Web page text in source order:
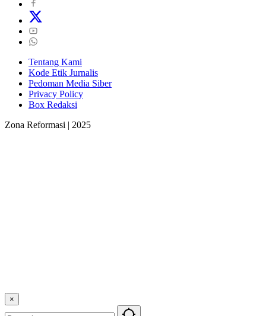
Tentang Kami
Kode Etik Jurnalis
Pedoman Media Siber
Privacy Policy
Box Redaksi
Zona Reformasi | 2025
×